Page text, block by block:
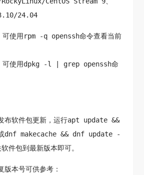
24.04
可使用rpm -q openssh命令查看当前
可使用dpkg -l | grep openssh命
布软件包更新，运行apt update &&
dnf makecache && dnf update -
件包到最新版本即可。
版本号可供参考：